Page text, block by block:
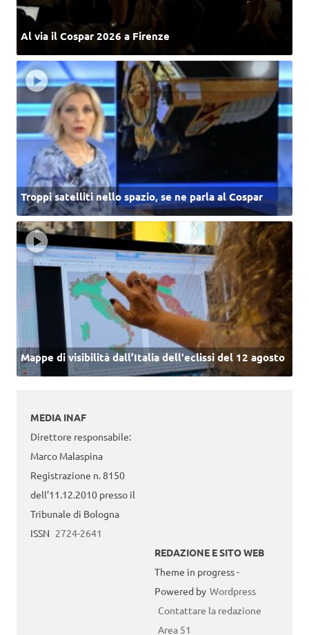
Al via il Cospar 2026 a Firenze
Troppi satelliti nello spazio, se ne parla al Cospar
Mappe di visibilità dall’Italia dell'eclissi del 12 agosto
MEDIA INAF
Direttore responsabile:
Marco Malaspina
Registrazione n. 8150
dell’11.12.2010 presso il
Tribunale di Bologna
ISSN 2724-2641
REDAZIONE E SITO WEB
Theme in progress -
Powered by Wordpress
Contattare la redazione
Area 51